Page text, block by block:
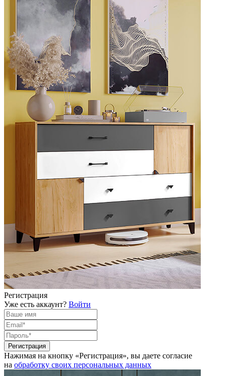
Регистрация
Уже есть аккаунт? Войти
Нажимая на кнопку «Регистрация», вы даете согласие
на обработку своих персональных данных